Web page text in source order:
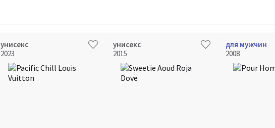
унисекс
2023
унисекс
2015
для мужчин
2008